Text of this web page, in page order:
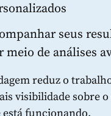
seus
meio de análises
reduz o
visibilidade sobre o
funcionando.